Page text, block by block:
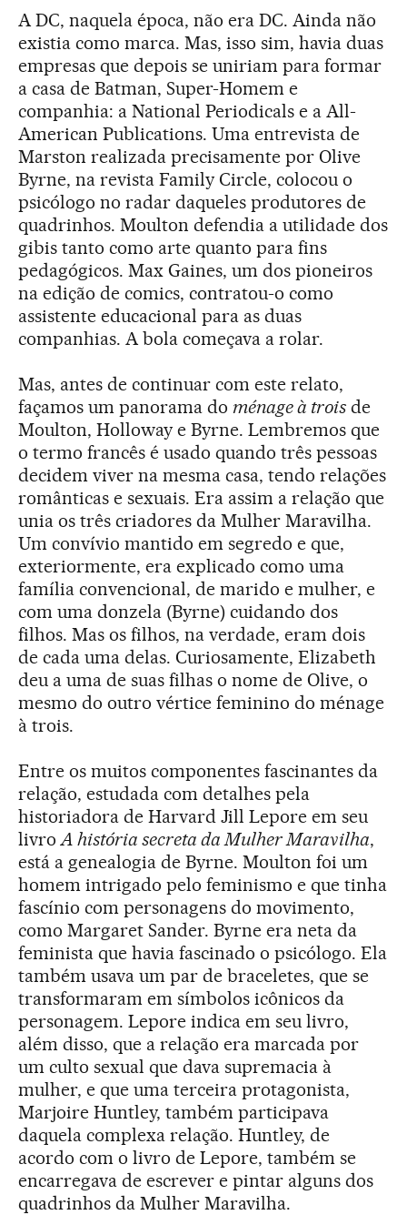
A DC, naquela época, não era DC. Ainda não
existia como marca. Mas, isso sim, havia duas
empresas que depois se uniriam para formar
a casa de Batman, Super-Homem e
companhia: a National Periodicals e a All-
American Publications. Uma entrevista de
Marston realizada precisamente por Olive
Byrne, na revista Family Circle, colocou o
psicólogo no radar daqueles produtores de
quadrinhos. Moulton defendia a utilidade dos
gibis tanto como arte quanto para fins
pedagógicos. Max Gaines, um dos pioneiros
na edição de comics, contratou-o como
assistente educacional para as duas
companhias. A bola começava a rolar.
Mas, antes de continuar com este relato,
façamos um panorama do ménage à trois de
Moulton, Holloway e Byrne. Lembremos que
o termo francês é usado quando três pessoas
decidem viver na mesma casa, tendo relações
românticas e sexuais. Era assim a relação que
unia os três criadores da Mulher Maravilha.
Um convívio mantido em segredo e que,
exteriormente, era explicado como uma
família convencional, de marido e mulher, e
com uma donzela (Byrne) cuidando dos
filhos. Mas os filhos, na verdade, eram dois
de cada uma delas. Curiosamente, Elizabeth
deu a uma de suas filhas o nome de Olive, o
mesmo do outro vértice feminino do ménage
à trois.
Entre os muitos componentes fascinantes da
relação, estudada com detalhes pela
historiadora de Harvard Jill Lepore em seu
livro A história secreta da Mulher Maravilha,
está a genealogia de Byrne. Moulton foi um
homem intrigado pelo feminismo e que tinha
fascínio com personagens do movimento,
como Margaret Sander. Byrne era neta da
feminista que havia fascinado o psicólogo. Ela
também usava um par de braceletes, que se
transformaram em símbolos icônicos da
personagem. Lepore indica em seu livro,
além disso, que a relação era marcada por
um culto sexual que dava supremacia à
mulher, e que uma terceira protagonista,
Marjoire Huntley, também participava
daquela complexa relação. Huntley, de
acordo com o livro de Lepore, também se
encarregava de escrever e pintar alguns dos
quadrinhos da Mulher Maravilha.